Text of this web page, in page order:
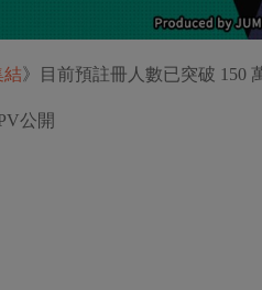
結》目前預註冊人數已突破 150
公開